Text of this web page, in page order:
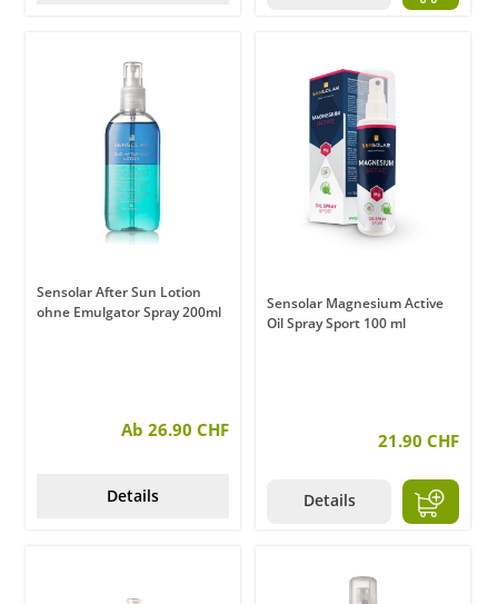
Sensolar After Sun Lotion
ohne Emulgator Spray 200ml
Ab 26.90 CHF
Details
Sensolar Magnesium Active
Oil Spray Sport 100 ml
21.90 CHF
Details